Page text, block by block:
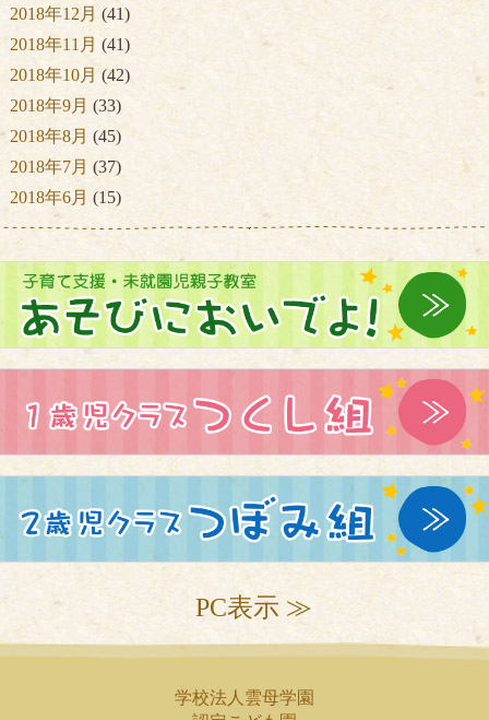
2018年12月 (41)
2018年11月 (41)
2018年10月 (42)
2018年9月 (33)
2018年8月 (45)
2018年7月 (37)
2018年6月 (15)
PC表示 ≫
学校法人雲母学園